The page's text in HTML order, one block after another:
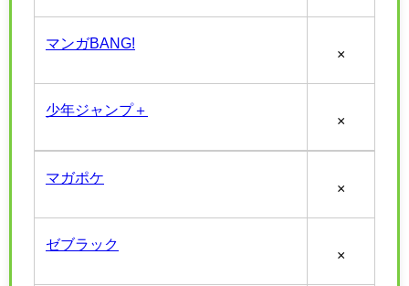
マンガBANG!
×
少年ジャンプ＋
×
マガポケ
×
ゼブラック
×